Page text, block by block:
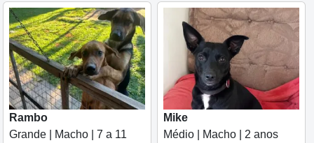
Rambo
Grande | Macho | 7 a 11
Mike
Médio | Macho | 2 anos